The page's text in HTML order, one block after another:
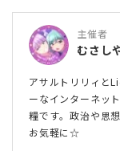
主催者
むさし
アサルトリリィと
ーなインターネッ
糧です。政治や思
お気軽に☆